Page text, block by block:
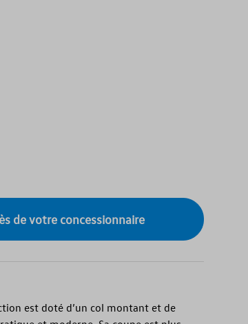
de votre concessionnaire
est doté d’un col montant et de